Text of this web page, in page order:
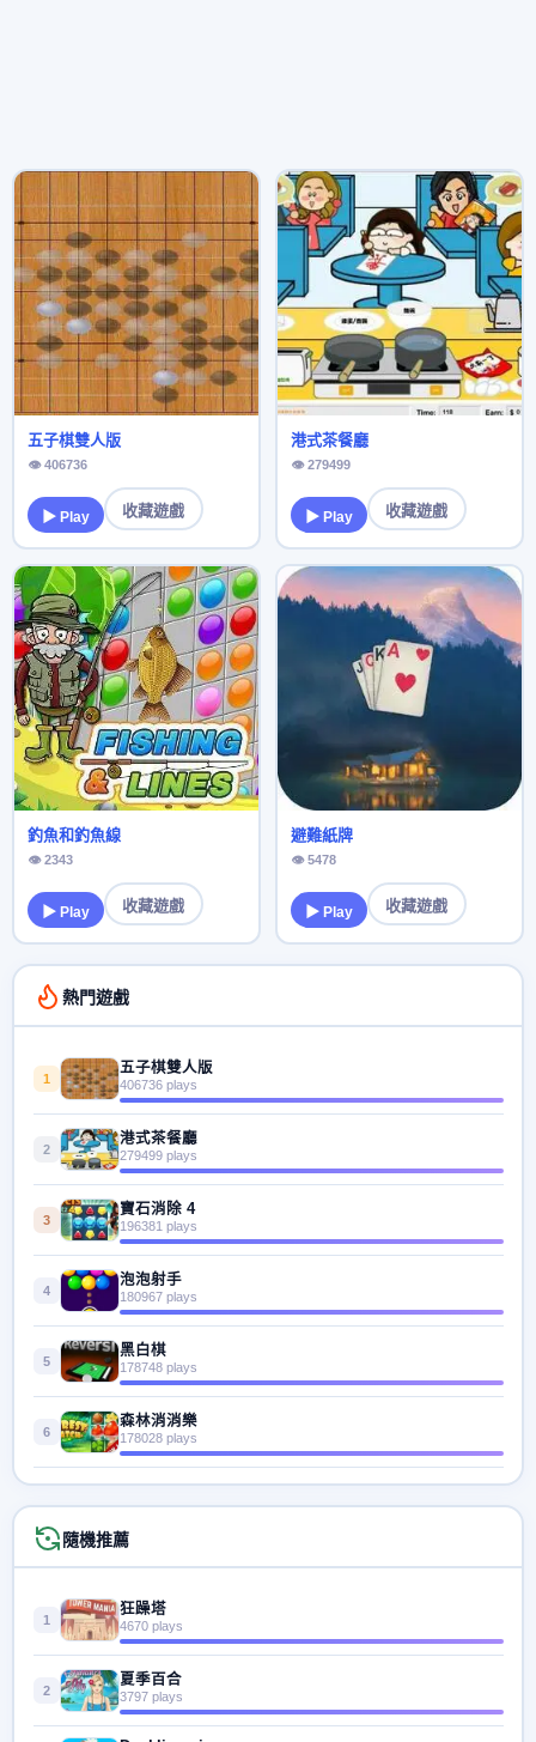
五子棋雙人版
👁 406736
▶ Play 收藏遊戲
港式茶餐廳
👁 279499
▶ Play 收藏遊戲
釣魚和釣魚線
👁 2343
▶ Play 收藏遊戲
避難紙牌
👁 5478
▶ Play 收藏遊戲
熱門遊戲
1
五子棋雙人版
406736 plays
2
港式茶餐廳
279499 plays
3
寶石消除 4
196381 plays
4
泡泡射手
180967 plays
5
黑白棋
178748 plays
6
森林消消樂
178028 plays
隨機推薦
1
狂躁塔
4670 plays
2
夏季百合
3797 plays